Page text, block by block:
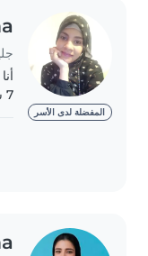
المفضلة لدى الأسر